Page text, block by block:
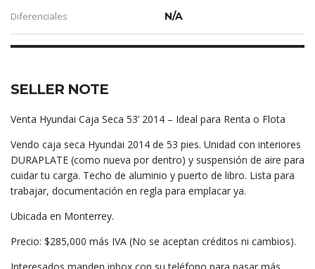
Diferenciales N/A
SELLER NOTE
Venta Hyundai Caja Seca 53’ 2014 – Ideal para Renta o Flota
Vendo caja seca Hyundai 2014 de 53 pies. Unidad con interiores
DURAPLATE (como nueva por dentro) y suspensión de aire para
cuidar tu carga. Techo de aluminio y puerto de libro. Lista para
trabajar, documentación en regla para emplacar ya.
Ubicada en Monterrey.
Precio: $285,000 más IVA (No se aceptan créditos ni cambios).
Interesados manden inbox con su teléfono para pasar más